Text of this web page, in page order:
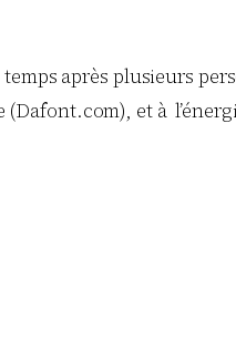
après plusieurs
et à